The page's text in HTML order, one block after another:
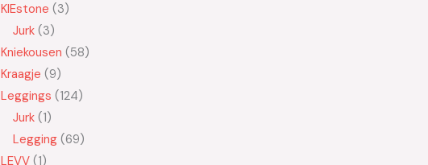
KIEstone 3
Jurk 3
Kniekousen 58
Kraagje 9
Leggings 124
Jurk 1
Legging 69
LEVV 1